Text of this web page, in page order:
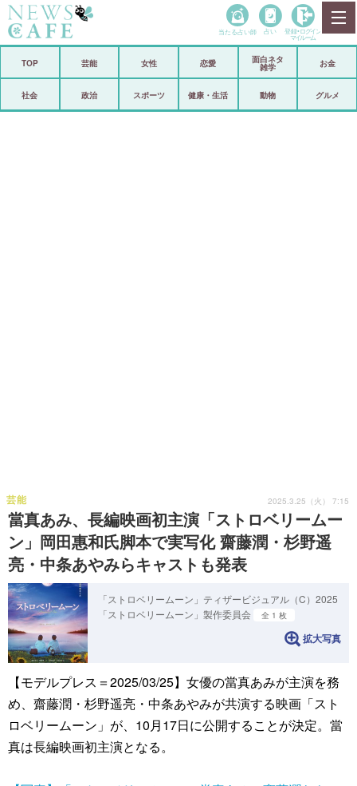
政治
当たる占い師 占い 登録• ログイン
マイルーム
TOP 芸能 女性 恋愛
面白ネタ
雑学
お金
社会 政治 スポーツ 健康・生活 動物 グルメ
當真あみ、長編映画初主演「ストロベリームー
ン」岡田惠和氏脚本で実写化 齋藤潤・杉野遥
亮・中条あやみらキャストも発表
芸能 2025.3.25（火） 7:15
「ストロベリームーン」ティザービジュアル（C）2025
「ストロベリームーン」製作委員会
全 1 枚
拡大写真
【モデルプレス＝2025/03/25】女優の當真あみが主演を務
め、齋藤潤・杉野遥亮・中条あやみが共演する映画「スト
ロベリームーン」が、10月17日に公開することが決定。當
真は長編映画初主演となる。